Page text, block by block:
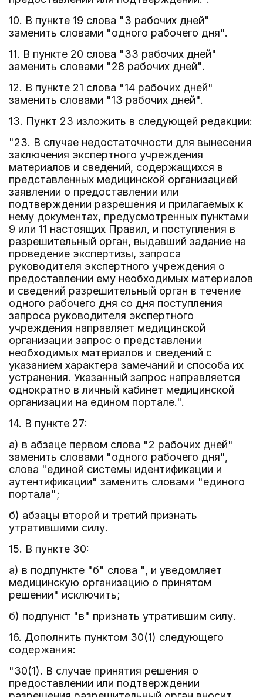
10. В пункте 19 слова "3 рабочих дней"
заменить словами "одного рабочего дня".
11. В пункте 20 слова "33 рабочих дней"
заменить словами "28 рабочих дней".
12. В пункте 21 слова "14 рабочих дней"
заменить словами "13 рабочих дней".
13. Пункт 23 изложить в следующей редакции:
"23. В случае недостаточности для вынесения
заключения экспертного учреждения
материалов и сведений, содержащихся в
представленных медицинской организацией
заявлении о предоставлении или
подтверждении разрешения и прилагаемых к
нему документах, предусмотренных пунктами
9 или 11 настоящих Правил, и поступления в
разрешительный орган, выдавший задание на
проведение экспертизы, запроса
руководителя экспертного учреждения о
предоставлении ему необходимых материалов
и сведений разрешительный орган в течение
одного рабочего дня со дня поступления
запроса руководителя экспертного
учреждения направляет медицинской
организации запрос о представлении
необходимых материалов и сведений с
указанием характера замечаний и способа их
устранения. Указанный запрос направляется
однократно в личный кабинет медицинской
организации на едином портале.".
14. В пункте 27:
а) в абзаце первом слова "2 рабочих дней"
заменить словами "одного рабочего дня",
слова "единой системы идентификации и
аутентификации" заменить словами "единого
портала";
б) абзацы второй и третий признать
утратившими силу.
15. В пункте 30:
а) в подпункте "б" слова ", и уведомляет
медицинскую организацию о принятом
решении" исключить;
б) подпункт "в" признать утратившим силу.
16. Дополнить пунктом 30(1) следующего
содержания:
"30(1). В случае принятия решения о
предоставлении или подтверждении